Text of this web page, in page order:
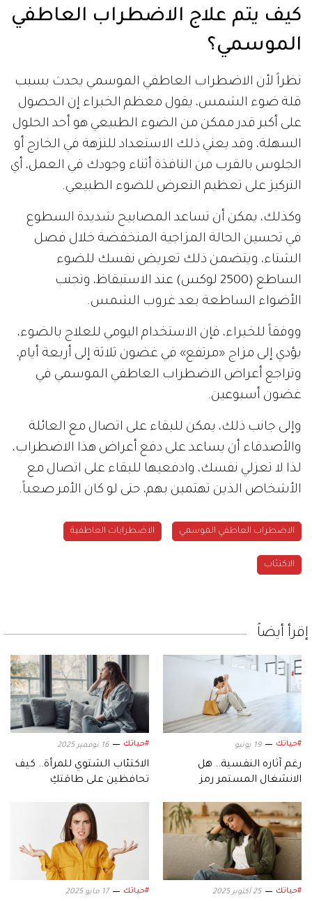
كيف يتم علاج الاضطراب العاطفي
الموسمي؟
نظراً لأن الاضطراب العاطفي الموسمي يحدث بسبب
قلة ضوء الشمس، يقول معظم الخبراء إن الحصول
على أكبر قدر ممكن من الضوء الطبيعي هو أحد الحلول
السهلة، وقد يعني ذلك الاستعداد للنزهة في الخارج أو
الجلوس بالقرب من النافذة أثناء وجودك في العمل، أي
التركيز على تعظيم التعرض للضوء الطبيعي.
وكذلك، يمكن أن تساعد المصابيح شديدة السطوع
في تحسين الحالة المزاجية المنخفضة خلال فصل
الشتاء، ويتضمن ذلك تعريض نفسك للضوء
الساطع (2500 لوكس) عند الاستيقاظ، وتجنب
الأضواء الساطعة بعد غروب الشمس.
ووفقاً للخبراء، فإن الاستخدام اليومي للعلاج بالضوء،
يؤدي إلى مزاج «مرتفع» في غضون ثلاثة إلى أربعة أيام،
وتراجع أعراض الاضطراب العاطفي الموسمي في
غضون أسبوعين.
وإلى جانب ذلك، يمكن للبقاء على اتصال مع العائلة
والأصدقاء أن يساعد على دفع أعراض هذا الاضطراب،
لذا لا تعزلي نفسك، وادفعيها للبقاء على اتصال مع
الأشخاص الذين تهتمين بهم، حتى لو كان الأمر صعباً.
الاضطراب العاطفي الموسمي الاضطرابات العاطفية
الاكتئاب
إقرأ أيضاً
#حياتك 19 يونيو
رغم آثاره النفسية.. هل
الانشغال المستمر رمز
#حياتك 16 نوفمبر 2025
الاكتئاب الشتوي للمرأة.. كيف
تحافظين على طاقتكِ
#حياتك 25 أكتوبر 2025 #حياتك 17 مايو 2025